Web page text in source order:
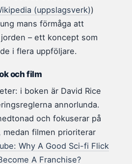
(uppslagsverk))
mans förmåga att
– ett koncept som
i flera uppföljare.
och film
i boken är David Rice
annorlunda.
och fokuserar på
medan filmen prioriterar
Why A Good Sci-fi Flick
A Franchise?